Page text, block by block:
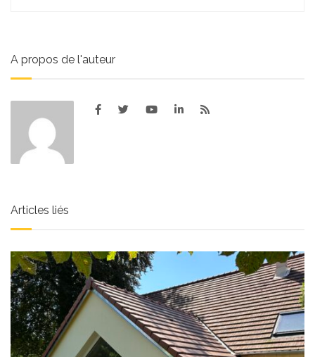
A propos de l'auteur
Articles liés